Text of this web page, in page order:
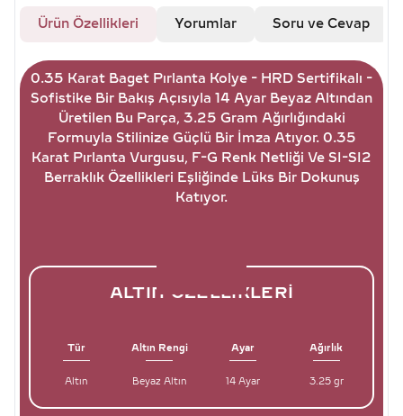
Ürün Özellikleri Yorumlar Soru ve Cevap
0.35 Karat Baget Pırlanta Kolye - HRD Sertifikalı -
Sofistike Bir Bakış Açısıyla 14 Ayar Beyaz Altından
Üretilen Bu Parça, 3.25 Gram Ağırlığındaki
Formuyla Stilinize Güçlü Bir İmza Atıyor. 0.35
Karat Pırlanta Vurgusu, F-G Renk Netliği Ve SI-SI2
Berraklık Özellikleri Eşliğinde Lüks Bir Dokunuş
Katıyor.
ALTIN ÖZELLIKLERI
Tür Altın Rengi Ayar Ağırlık
Altın Beyaz Altın 14 Ayar 3.25 gr